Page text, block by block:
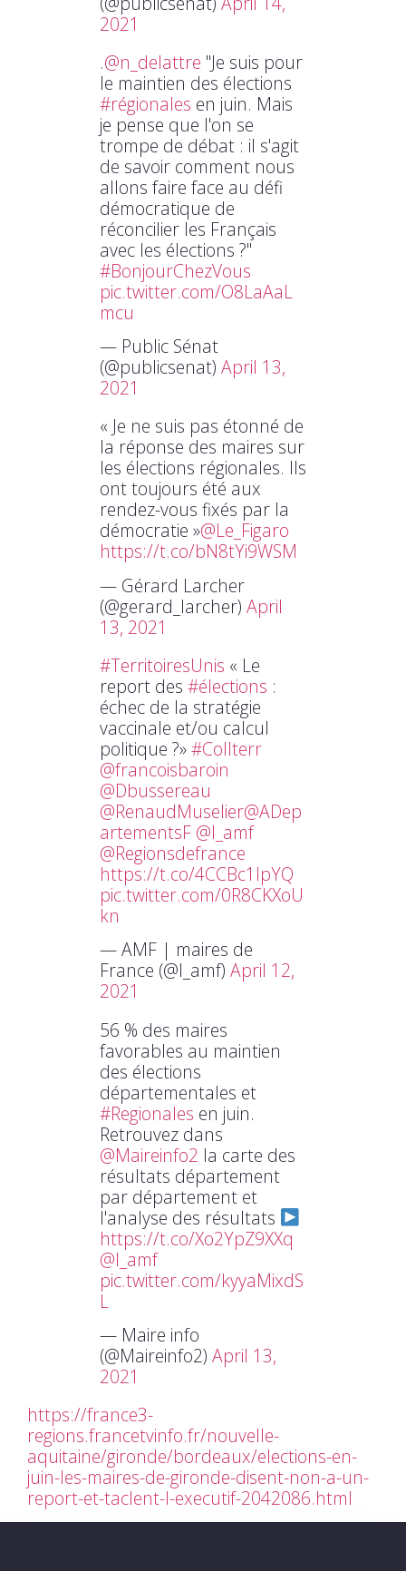
2021
.@n_delattre "Je suis pour
le maintien des élections
#régionales en juin. Mais
je pense que l'on se
trompe de débat : il s'agit
de savoir comment nous
allons faire face au défi
démocratique de
réconcilier les Français
avec les élections ?"
#BonjourChezVous
pic.twitter.com/O8LaAaL
mcu
— Public Sénat
(@publicsenat) April 13,
2021
« Je ne suis pas étonné de
la réponse des maires sur
les élections régionales. Ils
ont toujours été aux
rendez-vous fixés par la
démocratie »@Le_Figaro
https://t.co/bN8tYi9WSM
— Gérard Larcher
(@gerard_larcher) April
13, 2021
#TerritoiresUnis « Le
report des #élections :
échec de la stratégie
vaccinale et/ou calcul
politique ?»#Collterr
@francoisbaroin
@Dbussereau
@RenaudMuselier@ADep
artementsF @l_amf
@Regionsdefrance
https://t.co/4CCBc1lpYQ
pic.twitter.com/0R8CKXoU
kn
— AMF | maires de
France (@l_amf) April 12,
2021
56 % des maires
favorables au maintien
des élections
départementales et
#Regionales en juin.
Retrouvez dans
@Maireinfo2 la carte des
résultats département
par département et
l'analyse des résultats
https://t.co/Xo2YpZ9XXq
@l_amf
pic.twitter.com/kyyaMixdS
L
— Maire info
(@Maireinfo2) April 13,
2021
https://france3-
regions.francetvinfo.fr/nouvelle-
aquitaine/gironde/bordeaux/elections-en-
juin-les-maires-de-gironde-disent-non-a-un-
report-et-taclent-l-executif-2042086.html